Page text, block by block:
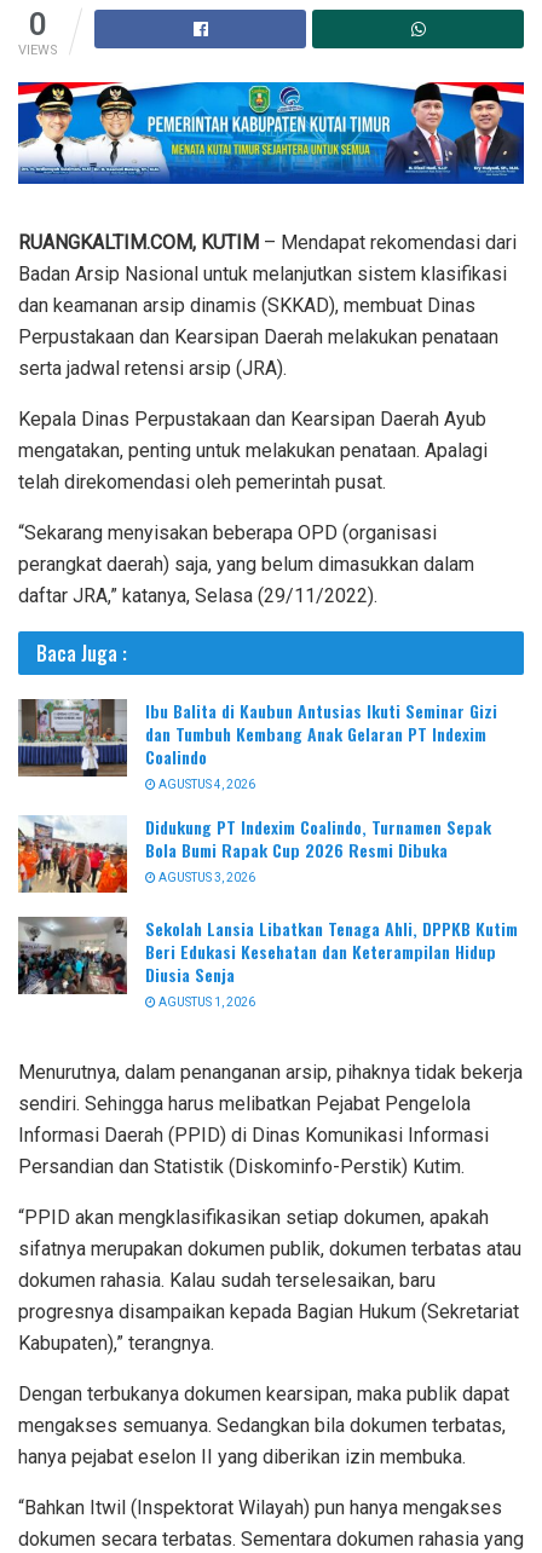
0
VIEWS
RUANGKALTIM.COM, KUTIM – Mendapat rekomendasi dari
Badan Arsip Nasional untuk melanjutkan sistem klasifikasi
dan keamanan arsip dinamis (SKKAD), membuat Dinas
Perpustakaan dan Kearsipan Daerah melakukan penataan
serta jadwal retensi arsip (JRA).
Kepala Dinas Perpustakaan dan Kearsipan Daerah Ayub
mengatakan, penting untuk melakukan penataan. Apalagi
telah direkomendasi oleh pemerintah pusat.
“Sekarang menyisakan beberapa OPD (organisasi
perangkat daerah) saja, yang belum dimasukkan dalam
daftar JRA,” katanya, Selasa (29/11/2022).
Baca Juga :
Ibu Balita di Kaubun Antusias Ikuti Seminar Gizi
dan Tumbuh Kembang Anak Gelaran PT Indexim
Coalindo
AGUSTUS 4, 2026
Didukung PT Indexim Coalindo, Turnamen Sepak
Bola Bumi Rapak Cup 2026 Resmi Dibuka
AGUSTUS 3, 2026
Sekolah Lansia Libatkan Tenaga Ahli, DPPKB Kutim
Beri Edukasi Kesehatan dan Keterampilan Hidup
Diusia Senja
AGUSTUS 1, 2026
Menurutnya, dalam penanganan arsip, pihaknya tidak bekerja
sendiri. Sehingga harus melibatkan Pejabat Pengelola
Informasi Daerah (PPID) di Dinas Komunikasi Informasi
Persandian dan Statistik (Diskominfo-Perstik) Kutim.
“PPID akan mengklasifikasikan setiap dokumen, apakah
sifatnya merupakan dokumen publik, dokumen terbatas atau
dokumen rahasia. Kalau sudah terselesaikan, baru
progresnya disampaikan kepada Bagian Hukum (Sekretariat
Kabupaten),” terangnya.
Dengan terbukanya dokumen kearsipan, maka publik dapat
mengakses semuanya. Sedangkan bila dokumen terbatas,
hanya pejabat eselon II yang diberikan izin membuka.
“Bahkan Itwil (Inspektorat Wilayah) pun hanya mengakses
dokumen secara terbatas. Sementara dokumen rahasia yang